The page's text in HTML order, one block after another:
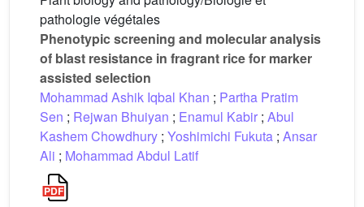
pathologie végétales
Phenotypic screening and molecular analysis
of blast resistance in fragrant rice for marker
assisted selection
Mohammad Ashik Iqbal Khan ; Partha Pratim
Sen ; Rejwan Bhuiyan ; Enamul Kabir ; Abul
Kashem Chowdhury ; Yoshimichi Fukuta ; Ansar
Ali ; Mohammad Abdul Latif